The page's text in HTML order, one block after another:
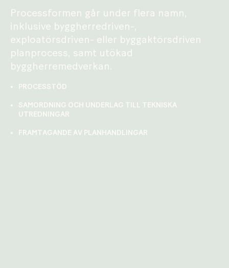
Processformen går under flera namn,
inklusive byggherredriven-,
exploatörsdriven- eller byggaktörsdriven
planprocess, samt utökad
byggherremedverkan.
PROCESSTÖD
SAMORDNING OCH UNDERLAG TILL TEKNISKA
UTREDNINGAR
FRAMTAGANDE AV PLANHANDLINGAR